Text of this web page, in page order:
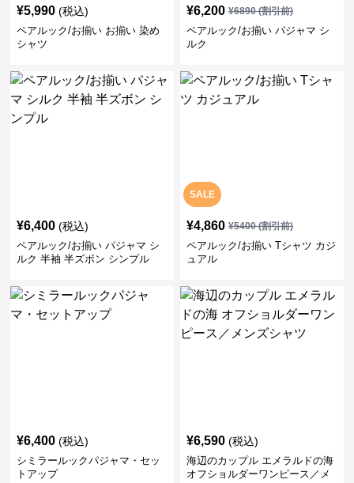
¥5,990 (税込)
ペアルック/お揃い お揃い 染め
シャツ
¥6,200 ¥6890(割引前)
ペアルック/お揃い パジャマ シ
ルク
¥6,400 (税込)
ペアルック/お揃い パジャマ シ
ルク 半袖 半ズボン シンプル
SALE
¥4,860 ¥5400(割引前)
ペアルック/お揃い Tシャツ カジ
ュアル
¥6,400 (税込)
シミラールックパジャマ・セッ
トアップ
¥6,590 (税込)
海辺のカップル エメラルドの海
オフショルダーワンピース／メ